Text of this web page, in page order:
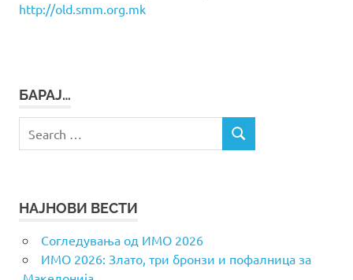
http://old.smm.org.mk
БАРАЈ…
for:
SEARCH
НАЈНОВИ ВЕСТИ
Согледувања од ИМО 2026
ИМО 2026: Злато, три бронзи и пофалница за